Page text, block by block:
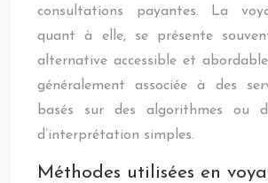
consultations payantes. La
quant à elle, se présente
alternative accessible et
généralement associée à des
basés sur des algorithmes ou
d’interprétation simples.
Méthodes utilisées en